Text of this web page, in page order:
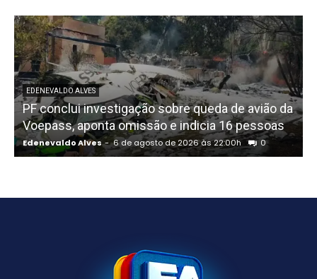
EDENEVALDO ALVES
PF conclui investigação sobre queda de avião da
Voepass, aponta omissão e indicia 16 pessoas
Edenevaldo Alves - 6 de agosto de 2026 às 22:00h 0